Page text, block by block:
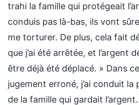
trahi la famille qui protégeait
conduis pas là-bas, ils vont
me torturer. De plus, cela fait
que j’ai été arrêtée, et l’argent
être déjà été déplacé. » Dans
jugement erroné, j’ai conduit la
de la famille qui gardait l’argent.